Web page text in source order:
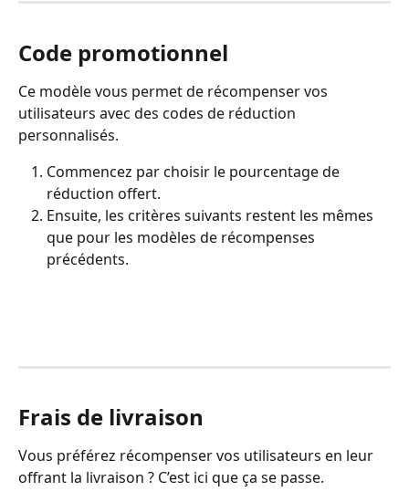
Code promotionnel
Ce modèle vous permet de récompenser vos
utilisateurs avec des codes de réduction
personnalisés.
Commencez par choisir le pourcentage de
réduction offert.
Ensuite, les critères suivants restent les mêmes
que pour les modèles de récompenses
précédents.
Frais de livraison
Vous préférez récompenser vos utilisateurs en leur
offrant la livraison ? C’est ici que ça se passe.